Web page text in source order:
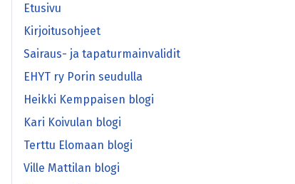
Etusivu
Kirjoitusohjeet
Sairaus- ja tapaturmainvalidit
EHYT ry Porin seudulla
Heikki Kemppaisen blogi
Kari Koivulan blogi
Terttu Elomaan blogi
Ville Mattilan blogi